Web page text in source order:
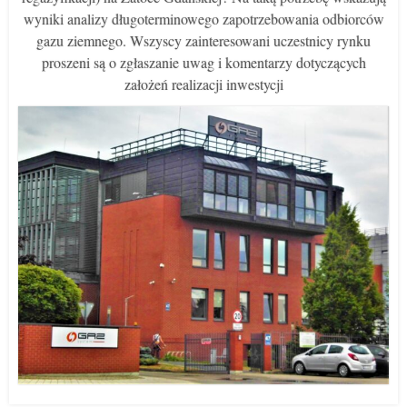
wyniki analizy długoterminowego zapotrzebowania odbiorców
gazu ziemnego. Wszyscy zainteresowani uczestnicy rynku
proszeni są o zgłaszanie uwag i komentarzy dotyczących
założeń realizacji inwestycji